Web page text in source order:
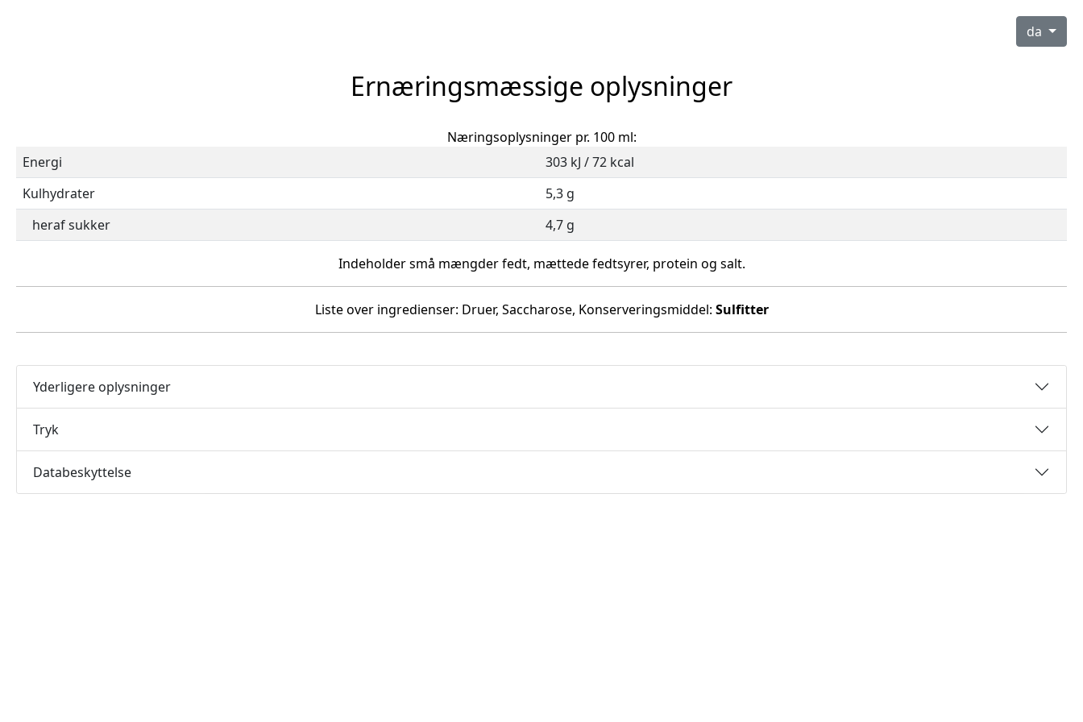
da
Ernæringsmæssige oplysninger
Næringsoplysninger pr. 100 ml:
Energi
303 kJ / 72 kcal
Kulhydrater
5,3 g
heraf sukker
4,7 g
Indeholder små mængder fedt, mættede fedtsyrer, protein og salt.
Liste over ingredienser: Druer, Saccharose, Konserveringsmiddel: Sulfitter
Yderligere oplysninger
Tryk
Databeskyttelse